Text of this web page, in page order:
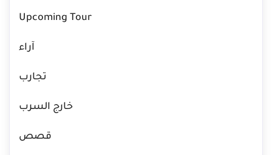
Upcoming Tour
آراء
تجارب
خارج السرب
قصص